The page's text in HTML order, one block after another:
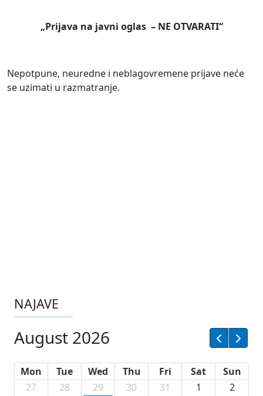
„Prijava na javni oglas – NE OTVARATI“
Nepotpune, neuredne i neblagovremene prijave neće
se uzimati u razmatranje.
NAJAVE
August 2026
Mon Tue Wed Thu Fri Sat
Sun
27
28 29 30 31 1 2